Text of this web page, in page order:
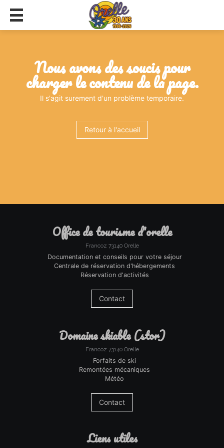
nous avons des soucis pour
charger le contenu de la page.
Il s'agit surement d'un problème temporaire.
Retour à l'accueil
office de tourisme d'orelle
Francoz 73140 Orelle
Documentation et conseils pour votre séjour
Centrale de réservation d'hébergements
Réservation d'activités
Contact
domaine skiable (stor)
Francoz 73140 Orelle
Forfaits de ski
Remontées mécaniques
Météo
Contact
liens utiles